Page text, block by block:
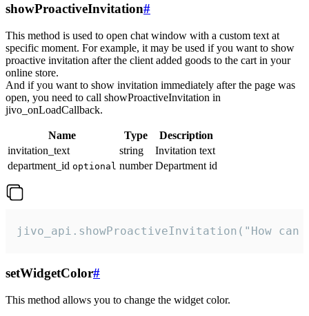
showProactiveInvitation#
This method is used to open chat window with a custom text at
specific moment. For example, it may be used if you want to show
proactive invitation after the client added goods to the cart in your
online store.
And if you want to show invitation immediately after the page was
open, you need to call showProactiveInvitation in
jivo_onLoadCallback.
Name Type
Description
invitation_text
string
Invitation text
department_id optional number Department id
jivo_api.showProactiveInvitation("How
setWidgetColor#
This method allows you to change the widget color.